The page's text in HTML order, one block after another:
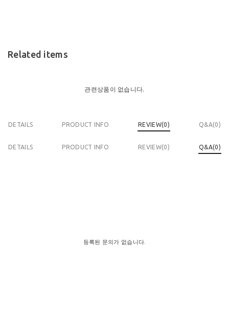
Related items
관련상품이 없습니다.
DETAILS PRODUCT INFO REVIEW(0) Q&A(0)
DETAILS PRODUCT INFO REVIEW(0) Q&A(0)
등록된 문의가 없습니다.